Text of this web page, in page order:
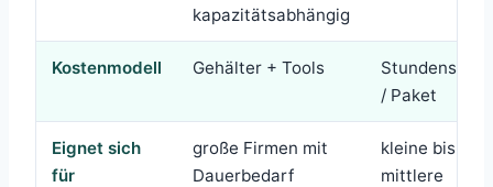
kapazitätsabhängig
Kostenmodell Gehälter + Tools
Stundensatz
/ Paket
Eignet sich
für
große Firmen mit
Dauerbedarf
kleine bis
mittlere